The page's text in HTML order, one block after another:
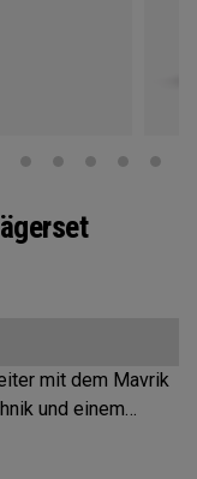
mit dem Mavrik
und einem
Set alles zu